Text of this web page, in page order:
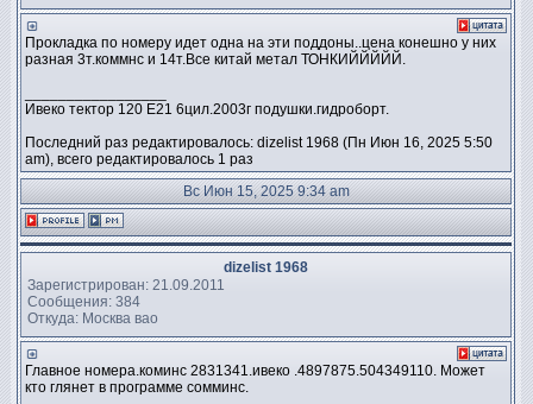
Прокладка по номеру идет одна на эти поддоны..цена конешно у них
разная 3т.коммнс и 14т.Все китай метал ТОНКИЙЙЙЙЙ.
Ивеко тектор 120 Е21 6цил.2003г подушки.гидроборт.
Последний раз редактировалось: dizelist 1968 (Пн Июн 16, 2025 5:50
am), всего редактировалось 1 раз
Вс Июн 15, 2025 9:34 am
dizelist 1968
Зарегистрирован: 21.09.2011
Сообщения: 384
Откуда: Москва вао
Главное номера.коминс 2831341.ивеко .4897875.504349110. Может
кто глянет в программе сомминс.